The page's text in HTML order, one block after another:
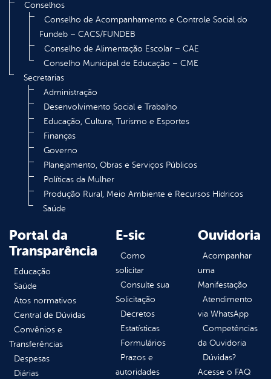
Conselhos
Conselho de Acompanhamento e Controle Social do
Fundeb – CACS/FUNDEB
Conselho de Alimentação Escolar – CAE
Conselho Municipal de Educação – CME
Secretarias
Administração
Desenvolvimento Social e Trabalho
Educação, Cultura, Turismo e Esportes
Finanças
Governo
Planejamento, Obras e Serviços Públicos
Políticas da Mulher
Produção Rural, Meio Ambiente e Recursos Hídricos
Saúde
Portal da
Transparência
Educação
Saúde
Atos normativos
Central de Dúvidas
Convênios e
Transferências
Despesas
Diárias
E-sic
Como
solicitar
Consulte sua
Solicitação
Decretos
Estatísticas
Formulários
Prazos e
autoridades
Ouvidoria
Acompanhar
uma
Manifestação
Atendimento
via WhatsApp
Competências
da Ouvidoria
Dúvidas?
Acesse o FAQ